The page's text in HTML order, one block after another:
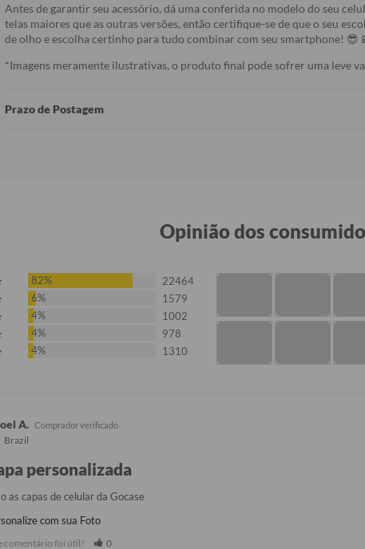
Antes de garantir seu acessório, dá uma conferida no modelo do seu
telas maiores que as outras versões, então certifique-se de que o seu
de olho e escolha certinho para tudo combinar com seu smartphone! 😎📱
*Imagens meramente ilustrativas, o produto final pode sofrer uma leve
Prazo de Postagem
Opinião dos
82%
22464
6%
1579
4%
1002
4%
978
4% 1310
A.
Brazil
personalizada
as capas de celular da Gocase
com sua Foto
comentário foi útil? 0